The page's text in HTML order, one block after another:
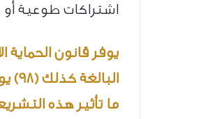
اشتراكات طوعية
ما تأثير هذه